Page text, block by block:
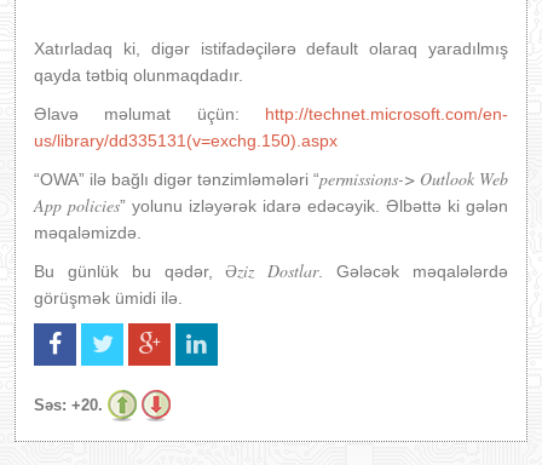
Xatırladaq ki, digər istifadəçilərə default olaraq yaradılmış
qayda tətbiq olunmaqdadır.
Əlavə məlumat üçün: http://technet.microsoft.com/en-
us/library/dd335131(v=exchg.150).aspx
“OWA” ilə bağlı digər tənzimləmələri “permissions-> Outlook Web
App policies” yolunu izləyərək idarə edəcəyik. Əlbəttə ki gələn
məqaləmizdə.
Bu günlük bu qədər,Əziz Dostlar. Gələcək məqalələrdə
görüşmək ümidi ilə.
Səs: +20.